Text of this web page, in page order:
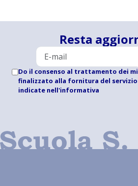
Resta
Do il consenso al trattamento dei
finalizzato alla fornitura del
indicate nell'informativa